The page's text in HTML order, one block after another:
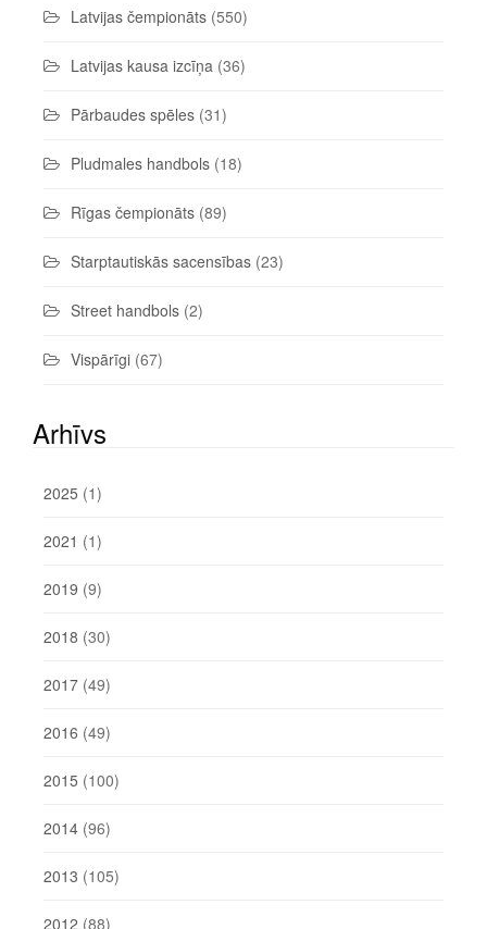
Latvijas čempionāts (550)
Latvijas kausa izcīņa (36)
Pārbaudes spēles (31)
Pludmales handbols (18)
Rīgas čempionāts (89)
Starptautiskās sacensības (23)
Street handbols (2)
Vispārīgi (67)
Arhīvs
2025 (1)
2021 (1)
2019 (9)
2018 (30)
2017 (49)
2016 (49)
2015 (100)
2014 (96)
2013 (105)
2012 (88)